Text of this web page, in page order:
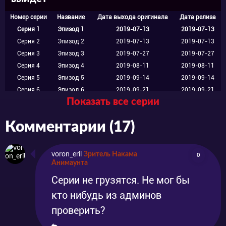
Всюду развалины, горы трупов, а ещё –
уродливые чудовища, которые появились в
результате происходящих аномалий.
Увидеть теперь живого человека – большая
редкость. Но однажды ему посчастливилось
встретить молодую женщину. Для неё,
впрочем, этот момент вряд ли можно
назвать радостным. Она горько плакала над
телом девочки. И всё-таки, героям удалось
завязать разговор, а постепенно –
проникнуться друг другом. Кажется, что
существование обретает хотя бы какой-то
Номер серии Название Дата выхода оригинала
Дата релиза
Серия 1
Эпизод 1 2019-07-13
2019-07-13
Серия 2
Эпизод 2 2019-07-13
2019-07-13
Серия 3
Эпизод 3 2019-07-27
2019-07-27
Серия 4
Эпизод 4 2019-08-11
2019-08-11
Серия 5
Эпизод 5 2019-09-14
2019-09-14
Серия 6
Эпизод 6 2019-09-21
2019-09-21
Эпизод 7 2020-07-31
Серия 9
Эпизод 9 2020-08-28
Серия 11
Эпизод 11 2020-09-25
2020-09-25
Серия 12
Эпизод 12
Показать все серии
Комментарии (17)
voron_eril Зритель Накама
Анимаунта
0
Серии не грузятся. Не мог бы
кто нибудь из админов
проверить?